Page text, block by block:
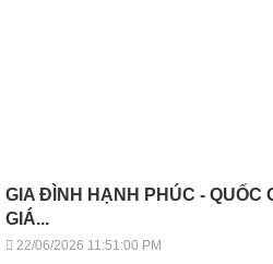
GIA ĐÌNH HẠNH PHÚC - QUỐC
GIÁ...
22/06/2026 11:51:00 PM